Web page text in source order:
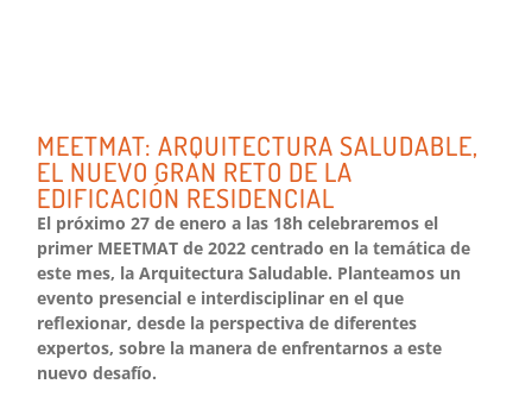
MEETMAT: ARQUITECTURA SALUDABLE,
EL NUEVO GRAN RETO DE LA
EDIFICACIÓN RESIDENCIAL
El próximo 27 de enero a las 18h celebraremos el
primer MEETMAT de 2022 centrado en la temática de
este mes, la Arquitectura Saludable. Planteamos un
evento presencial e interdisciplinar en el que
reflexionar, desde la perspectiva de diferentes
expertos, sobre la manera de enfrentarnos a este
nuevo desafío.